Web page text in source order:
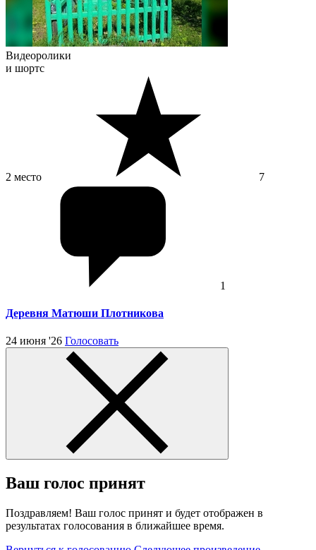
Видеоролики
и шортс
2 место 7
1
Деревня Матюши Плотникова
24 июня '26 Голосовать
Ваш голос принят
Поздравляем! Ваш голос принят и будет отображен в
результатах голосования в ближайшее время.